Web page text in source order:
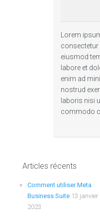
Stratégie
médias
Cela va
sociaux
Lorem
consectetur
eiusmod
labore et
enim ad
nostrud
laboris nisi
commodo
Articles récents
Comment utiliser Meta
Business Suite 13 janvier
2023